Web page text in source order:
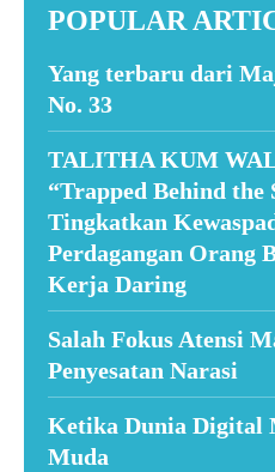
POPULAR
Yang terbaru dari
No. 33
TALITHA KUM
“Trapped Behind the
Tingkatkan
Perdagangan Orang
Kerja Daring
Salah Fokus Atensi
Penyesatan Narasi
Ketika Dunia Digital
Muda